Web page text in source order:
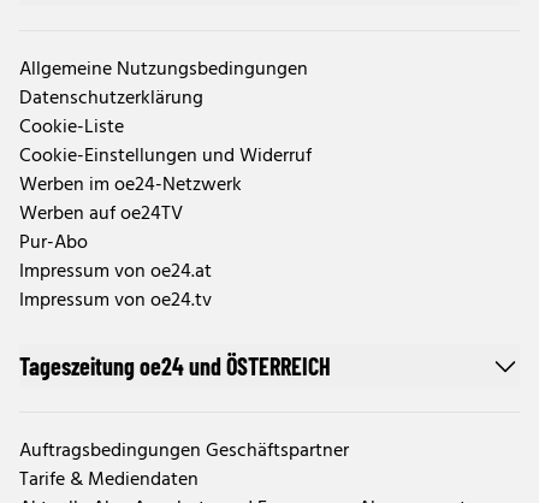
Allgemeine Nutzungsbedingungen
Datenschutzerklärung
Cookie-Liste
Cookie-Einstellungen und Widerruf
Werben im oe24-Netzwerk
Werben auf oe24TV
Pur-Abo
Impressum von oe24.at
Impressum von oe24.tv
Tageszeitung oe24 und ÖSTERREICH
Auftragsbedingungen Geschäftspartner
Tarife & Mediendaten